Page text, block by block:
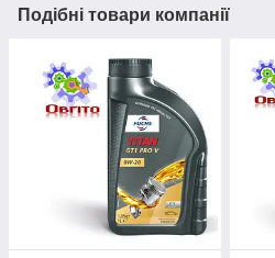
Подібні товари компанії